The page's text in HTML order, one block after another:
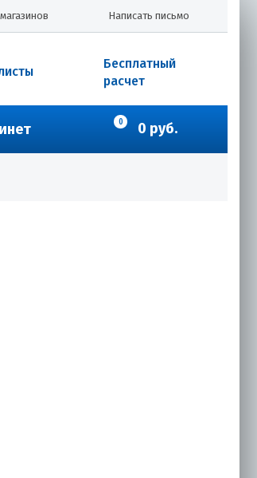
Написать письмо
Бесплатный
расчет
0 0 руб.